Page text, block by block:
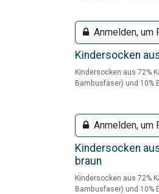
Anmelden, um
Kindersocken
Kindersocken aus 72%
Bambusfaser) und 10%
Anmelden, um
Kindersocken
braun
Kindersocken aus 72%
Bambusfaser) und 10%